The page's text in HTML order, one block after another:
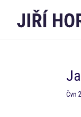
Čvn